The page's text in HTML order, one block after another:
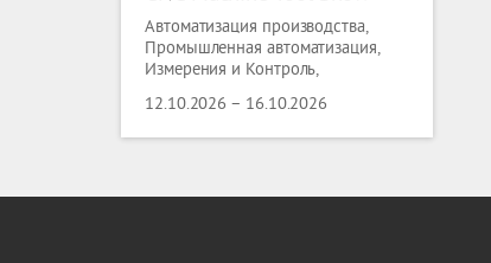
2026
Автоматизация производства,
Промышленная автоматизация,
Измерения и Контроль,
Металлургия, Цветная
Металлургия, Металлобработка,
12.10.2026 – 16.10.2026